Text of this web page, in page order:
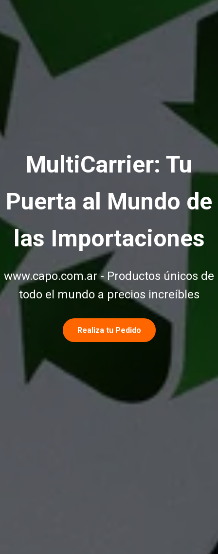
MultiCarrier: Tu
Puerta al Mundo de
las Importaciones
www.capo.com.ar - Productos únicos de
todo el mundo a precios increíbles
Realiza tu Pedido